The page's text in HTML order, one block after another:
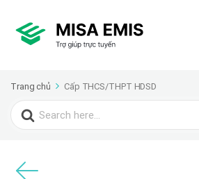
Trang chủ Cấp THCS/THPT HDSD
Search
for: